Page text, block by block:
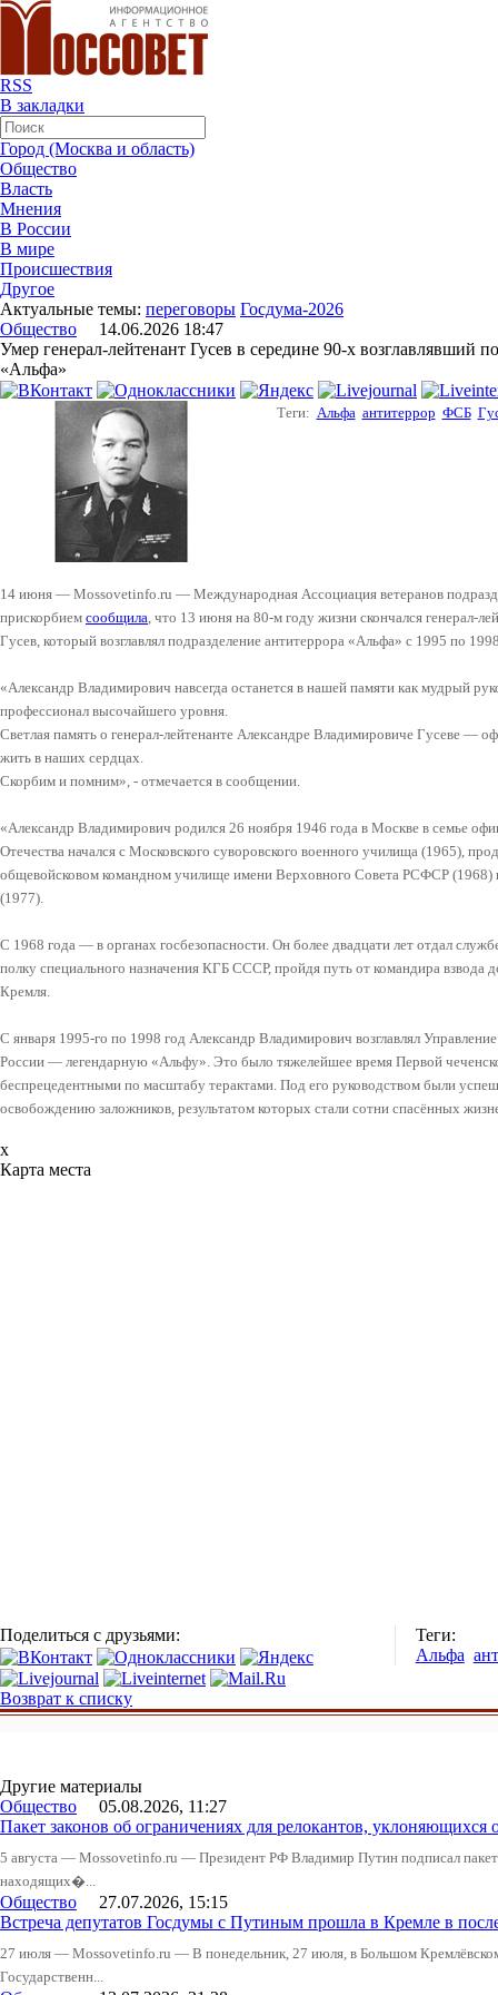
RSS
В закладки
Город (Москва и область)
Общество
Власть
Мнения
В России
В мире
Происшествия
Другое
Актуальные темы: переговоры Госдума-2026
Общество 14.06.2026 18:47
Умер генерал-лейтенант Гусев в середине 90-х возглавлявший
«Альфа»
Теги: Альфа антитеррор ФСБ
14 июня — Mossovetinfo.ru — Международная Ассоциация ветеранов
прискорбием сообщила, что 13 июня на 80-м году жизни скончался генерал-
Гусев, который возглавлял подразделение антитеррора «Альфа» с 1995 по
«Александр Владимирович навсегда останется в нашей памяти как мудрый
профессионал высочайшего уровня.
Светлая память о генерал-лейтенанте Александре Владимировиче Гусеве —
жить в наших сердцах.
Скорбим и помним», - отмечается в сообщении.
«Александр Владимирович родился 26 ноября 1946 года в Москве в семье
Отечества начался с Московского суворовского военного училища (1965),
общевойсковом командном училище имени Верховного Совета РСФСР
(1977).
С 1968 года — в органах госбезопасности. Он более двадцати лет отдал
полку специального назначения КГБ СССР, пройдя путь от командира взвода
Кремля.
С января 1995-го по 1998 год Александр Владимирович возглавлял
России — легендарную «Альфу». Это было тяжелейшее время Первой
беспрецедентными по масштабу терактами. Под его руководством были
освобождению заложников, результатом которых стали сотни спасённых
x
Карта места
Поделиться с друзьями:
Теги:
Альфа
Возврат к списку
Другие материалы
Общество 05.08.2026, 11:27
Пакет законов об ограничениях для релокантов, уклоняющихся
5 августа — Mossovetinfo.ru — Президент РФ Владимир Путин подписал пакет
находящих�...
Общество 27.07.2026, 15:15
Встреча депутатов Госдумы с Путиным прошла в Кремле в
27 июля — Mossovetinfo.ru — В понедельник, 27 июля, в Большом
Государственн...